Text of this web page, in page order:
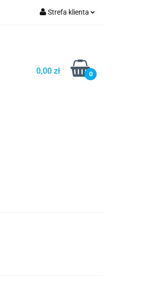
Strefa klienta
Dodaj zgłoszenie
0,00 zł 0